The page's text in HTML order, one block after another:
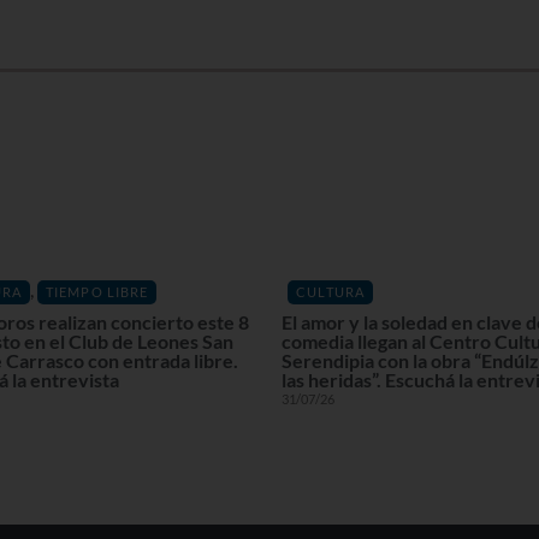
, TIEMPO LIBRE
realizan concierto este 8
en el Club de Leones San
Carrasco con entrada libre.
la entrevista
CULTURA
El amor y la soledad en clave
comedia llegan al Centro
Serendipia con la obra
las heridas”. Escuchá la
31/07/26